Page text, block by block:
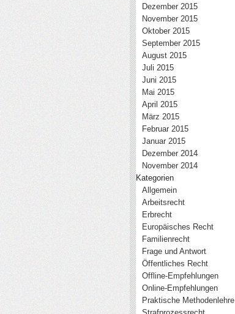
Dezember 2015
November 2015
Oktober 2015
September 2015
August 2015
Juli 2015
Juni 2015
Mai 2015
April 2015
März 2015
Februar 2015
Januar 2015
Dezember 2014
November 2014
Kategorien
Allgemein
Arbeitsrecht
Erbrecht
Europäisches Recht
Familienrecht
Frage und Antwort
Öffentliches Recht
Offline-Empfehlungen
Online-Empfehlungen
Praktische Methodenlehre